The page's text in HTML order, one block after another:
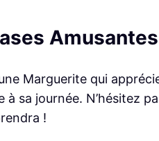
Marguerite qui
à sa journée. N’hésitez
!